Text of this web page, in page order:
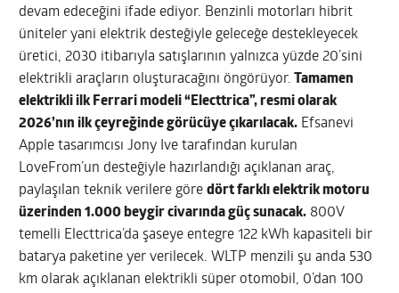
devam edeceğini ifade ediyor. Benzinli motorları hibrit
üniteler yani elektrik desteğiyle geleceğe destekleyecek
üretici, 2030 itibarıyla satışlarının yalnızca yüzde 20’sini
elektrikli araçların oluşturacağını öngörüyor. Tamamen
elektrikli ilk Ferrari modeli “Electtrica”, resmi olarak
2026’nın ilk çeyreğinde görücüye çıkarılacak. Efsanevi
Apple tasarımcısı Jony Ive tarafından kurulan
LoveFrom’un desteğiyle hazırlandığı açıklanan araç,
paylaşılan teknik verilere göredört farklı elektrik motoru
üzerinden 1.000 beygir civarında güç sunacak. 800V
temelli Electtrica’da şaseye entegre 122 kWh kapasiteli bir
batarya paketine yer verilecek. WLTP menzili şu anda 530
km olarak açıklanan elektrikli süper otomobil, 0’dan 100